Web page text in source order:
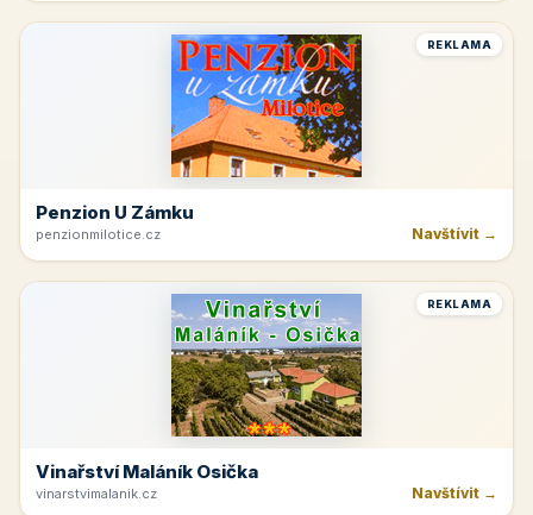
REKLAMA
Penzion U Zámku
penzionmilotice.cz Navštívit →
REKLAMA
Vinařství Maláník Osička
vinarstvimalanik.cz Navštívit →